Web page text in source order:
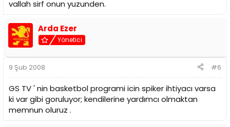
vallah sirf onun yuzunden.
Arda Ezer
Yönetici
9 Şub 2008 #6
GS TV ' nin basketbol programi icin spiker ihtiyacı varsa
ki var gibi goruluyor; kendilerine yardımcı olmaktan
memnun oluruz .